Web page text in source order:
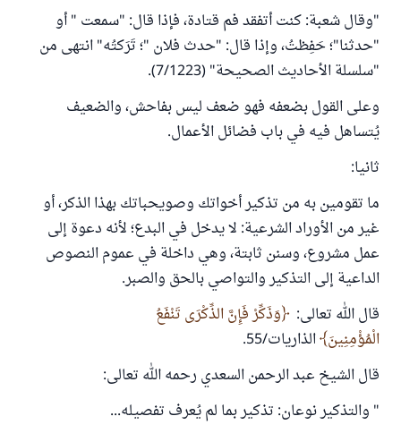
"وقال شعبة: كنت أتفقد فم قتادة، فإذا قال: "سمعت " أو
"حدثنا"؛ حَفِظتُ، وإذا قال: "حدث فلان "؛ تَرَكتُه" انتهى من
"سلسلة الأحاديث الصحيحة" (7/1223).
وعلى القول بضعفه فهو ضعف ليس بفاحش، والضعيف
يُتساهل فيه في باب فضائل الأعمال.
ثانيا:
ما تقومين به من تذكير أخواتك وصويحباتك بهذا الذكر، أو
غير من الأوراد الشرعية: لا يدخل في البدع؛ لأنه دعوة إلى
عمل مشروع، وسنن ثابتة، وهي داخلة في عموم النصوص
الداعية إلى التذكير والتواصي بالحق والصبر.
قال الله تعالى:
وَذَكِّرْ فَإِنَّ الذِّكْرَى تَنْفَعُ
الْمُؤْمِنِينَ الذاريات/55.
قال الشيخ عبد الرحمن السعدي رحمه الله تعالى:
" والتذكير نوعان: تذكير بما لم يُعرف تفصيله...